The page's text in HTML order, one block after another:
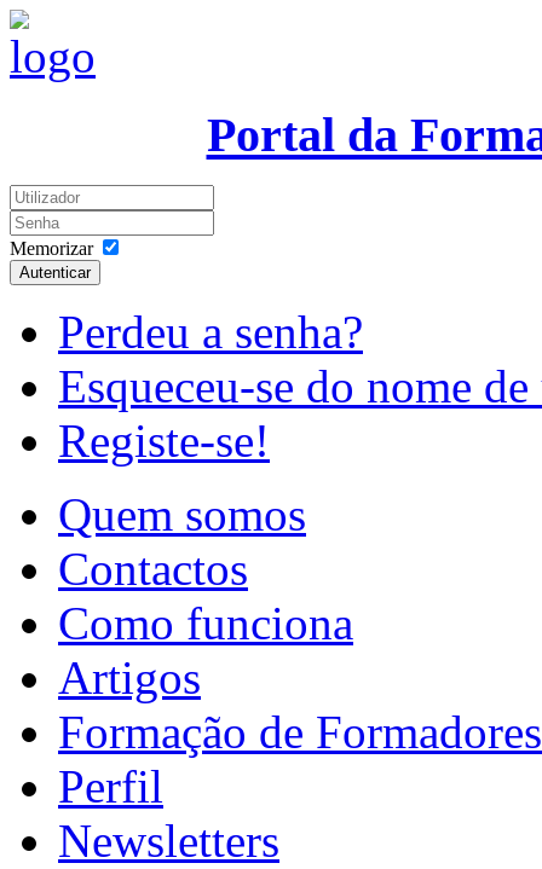
Portal da
Memorizar
Autenticar
Perdeu a senha?
Esqueceu-se do nome
Registe-se!
Quem somos
Contactos
Como funciona
Artigos
Formação de Formadores
Perfil
Newsletters